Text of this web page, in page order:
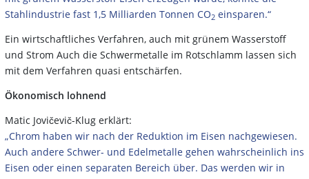
Stahlindustrie fast 1,5 Milliarden Tonnen CO2 einsparen.“
Ein wirtschaftliches Verfahren, auch mit grünem Wasserstoff
und Strom Auch die Schwermetalle im Rotschlamm lassen sich
mit dem Verfahren quasi entschärfen.
Ökonomisch lohnend
Matic Jovičevič-Klug erklärt:
„Chrom haben wir nach der Reduktion im Eisen nachgewiesen.
Auch andere Schwer- und Edelmetalle gehen wahrscheinlich ins
Eisen oder einen separaten Bereich über. Das werden wir in